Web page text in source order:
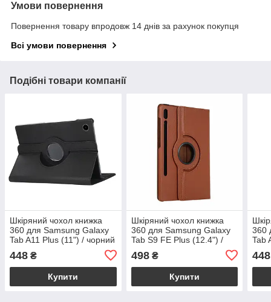
Умови повернення
Повернення товару впродовж 14 днів за рахунок покупця
Всі умови повернення
Подібні товари компанії
Шкіряний чохол книжка
360 для Samsung Galaxy
Tab A11 Plus (11") / чорний
448 ₴
Купити
Шкіряний чохол книжка
360 для Samsung Galaxy
Tab S9 FE Plus (12.4") /
498₴
Купити
360
Tab
448